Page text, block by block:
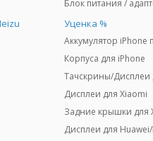
Уценка %
Корпуса для iPhone
Тачскрины/Дисплеи
Дисплеи для Xiaomi
Задние крышки для
Дисплеи для